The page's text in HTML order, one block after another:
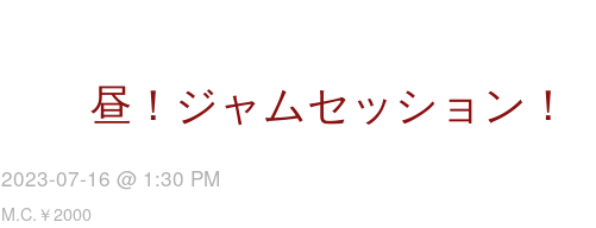
昼！ジャムセッション！
2023-07-16 @ 1:30 PM
M.C.￥2000